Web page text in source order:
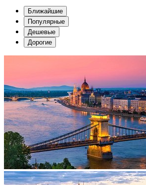
Ближайшие
Популярные
Дешевые
Дорогие